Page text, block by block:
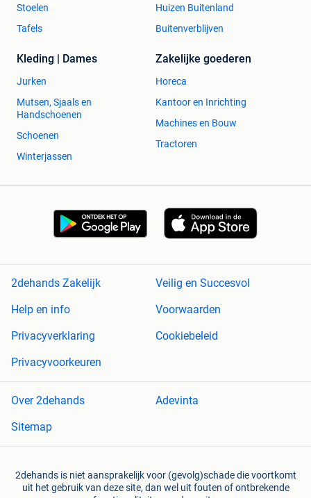
Stoelen
Tafels
Huizen Buitenland
Buitenverblijven
Kleding | Dames
Jurken
Mutsen, Sjaals en
Handschoenen
Schoenen
Winterjassen
Zakelijke goederen
Horeca
Kantoor en Inrichting
Machines en Bouw
Tractoren
2dehands Zakelijk
Veilig en Succesvol
Help en info
Voorwaarden
Privacyverklaring
Cookiebeleid
Privacyvoorkeuren
Over 2dehands
Adevinta
Sitemap
2dehands is niet aansprakelijk voor (gevolg)schade die voortkomt
uit het gebruik van deze site, dan wel uit fouten of ontbrekende